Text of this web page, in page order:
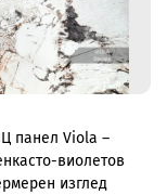
панел Viola –
виолетов
изглед